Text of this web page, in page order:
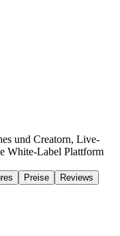
und Creatorn, Live-
White-Label Plattform
Preise Reviews